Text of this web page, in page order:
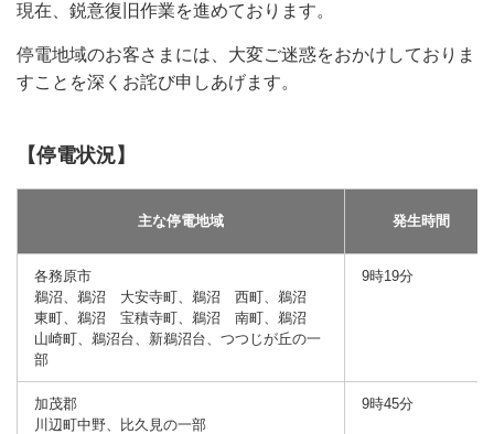
現在、鋭意復旧作業を進めております。
停電地域のお客さまには、大変ご迷惑をおかけしておりま
すことを深くお詫び申しあげます。
【停電状況】
主な停電地域 発生時間
各務原市
鵜沼、鵜沼 大安寺町、鵜沼 西町、鵜沼
東町、鵜沼 宝積寺町、鵜沼 南町、鵜沼
山崎町、鵜沼台、新鵜沼台、つつじが丘の一
部
9時19分
加茂郡
川辺町中野、比久見の一部
9時45分